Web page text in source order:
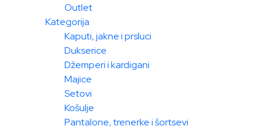
Outlet
Kategorija
Kaputi, jakne i prsluci
Dukserice
Džemperi i kardigani
Majice
Setovi
Košulje
Pantalone, trenerke i šortsevi